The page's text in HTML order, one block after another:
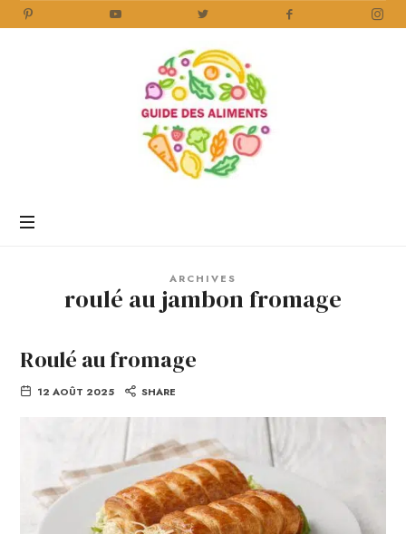
Aliments
ARCHIVES
roulé au jambon fromage
Roulé au fromage
12 AOÛT 2025 SHARE